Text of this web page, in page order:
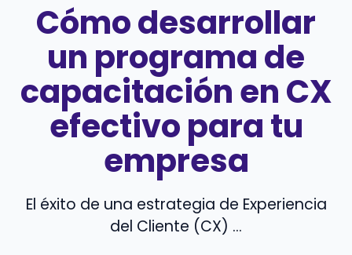
Cómo desarrollar
un programa de
capacitación en CX
efectivo para tu
empresa
El éxito de una estrategia de Experiencia
del Cliente (CX) ...